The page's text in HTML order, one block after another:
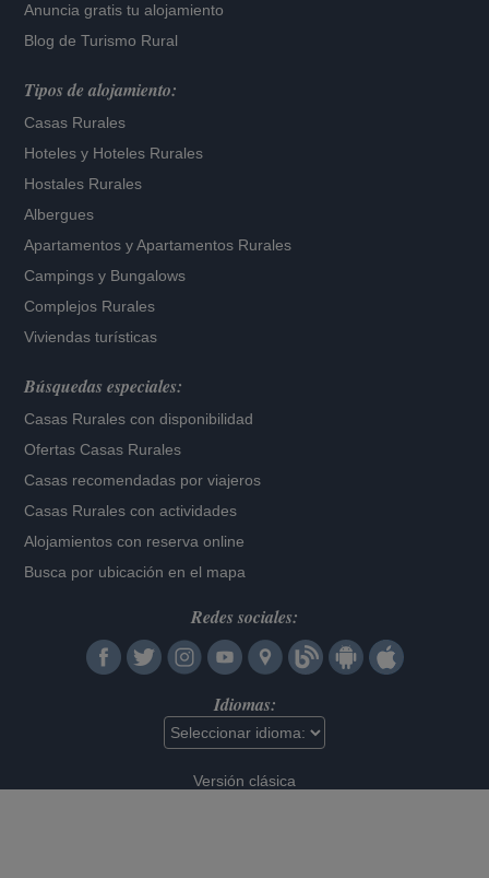
Anuncia gratis tu alojamiento
Blog de Turismo Rural
Tipos de alojamiento:
Casas Rurales
Hoteles y Hoteles Rurales
Hostales Rurales
Albergues
Apartamentos yApartamentos Rurales
Campings y Bungalows
Complejos Rurales
Viviendas turísticas
Búsquedas especiales:
Casas Rurales con disponibilidad
Ofertas Casas Rurales
Casas recomendadas por viajeros
Casas Rurales con actividades
Alojamientos con reserva online
Busca por ubicación en el mapa
Redes sociales:
Idiomas:
Versión clásica